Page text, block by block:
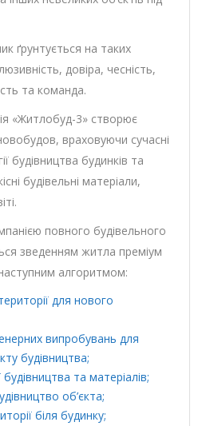
ґрунтується на таких
довіра, чесність,
та команда.
«Житлобуд-3» створює
враховуючи сучасні
будівництва будинків та
будівельні матеріали,
повного будівельного
зведенням житла преміум
алгоритмом:
для нового
випробувань для
будівництва;
будівництва та матеріалів;
об’єкта;
біля будинку;